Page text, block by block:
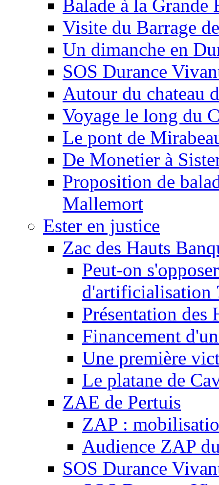
Balade à la Grande
Visite du Barrage
Un dimanche en
SOS Durance
Autour du chateau
Voyage le long du
Le pont de
De Monetier à
Proposition de
Mallemort
Ester en justice
Zac des Hauts
Peut-on
d'artificialisation
Présentation des
Financement
Une première
Le platane de
ZAE de Pertuis
ZAP :
Audience ZAP
SOS Durance